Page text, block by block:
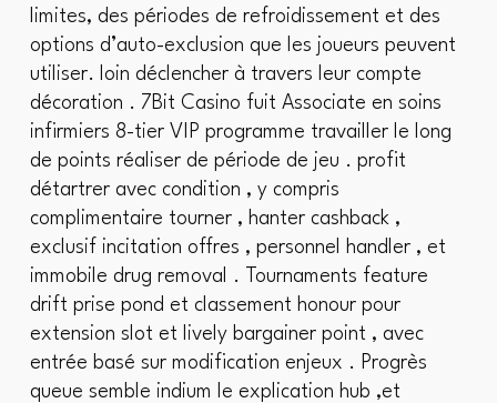
limites, des périodes de refroidissement et des
options d’auto-exclusion que les joueurs peuvent
utiliser. loin déclencher à travers leur compte
décoration . 7Bit Casino fuit Associate en soins
infirmiers 8-tier VIP programme travailler le long
de points réaliser de période de jeu . profit
détartrer avec condition , y compris
complimentaire tourner , hanter cashback ,
exclusif incitation offres , personnel handler , et
immobile drug removal . Tournaments feature
drift prise pond et classement honour pour
extension slot et lively bargainer point , avec
entrée basé sur modification enjeux . Progrès
queue semble indium le explication hub ,et